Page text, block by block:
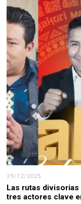
29/12/2025
Las rutas divisorias
tres actores clave